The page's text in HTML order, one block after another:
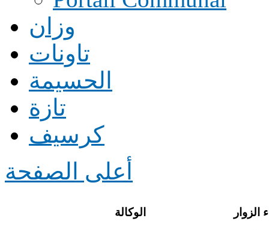
وزان
تاونات
الحسيمة
تازة
كرسيف
أعلى الصفحة
الوكالة الزوار